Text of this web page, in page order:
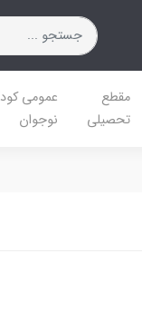
مقطع
تحصیلی
عمومی
نوجوان